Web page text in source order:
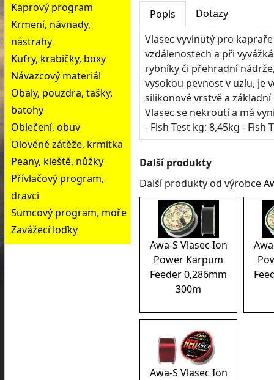
Kaprový program
Krmení, návnady,
nástrahy
Kufry, krabičky, boxy
Návazcový materiál
Obaly, pouzdra, tašky,
batohy
Oblečení, obuv
Olověné zátěže, krmítka
Peany, kleště, nůžky
Přívlačový program,
dravci
Sumcový program, moře
Zavážecí loďky
Popis
Dotazy
Vlasec vyvinutý pro
vzdálenostech a při
rybníky či přehradní
vysokou pevnost v uzlu, je
silikonové vrstvě a
Vlasec se nekroutí a má
- Fish Test kg: 8,45kg - Fish
Další produkty
Další produkty od výrobce
Awa-S Vlasec Ion
Power Karpum
Feeder 0,286mm
300m
Awa-S Vlasec Ion